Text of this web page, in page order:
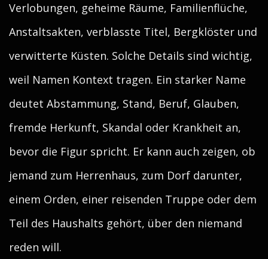
Verlobungen, geheime Räume, Familienflüche,
Anstaltsakten, verblasste Titel, Bergklöster und
verwitterte Küsten. Solche Details sind wichtig,
weil Namen Kontext tragen. Ein starker Name
deutet Abstammung, Stand, Beruf, Glauben,
fremde Herkunft, Skandal oder Krankheit an,
bevor die Figur spricht. Er kann auch zeigen, ob
jemand zum Herrenhaus, zum Dorf darunter,
einem Orden, einer reisenden Truppe oder dem
Teil des Haushalts gehört, über den niemand
reden will.